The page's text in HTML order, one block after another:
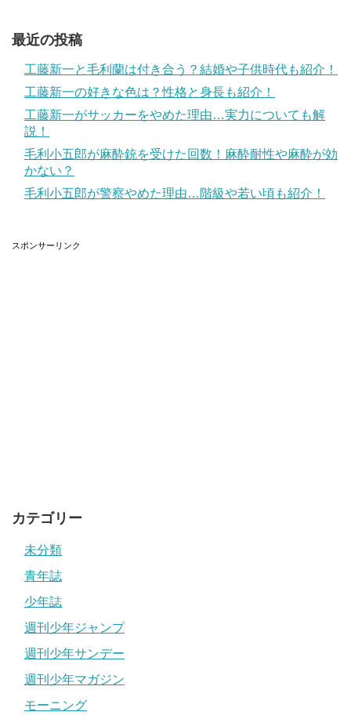
最近の投稿
工藤新一と毛利蘭は付き合う？結婚や子供時代も紹介！
工藤新一の好きな色は？性格と身長も紹介！
工藤新一がサッカーをやめた理由…実力についても解
説！
毛利小五郎が麻酔銃を受けた回数！麻酔耐性や麻酔が効
かない？
毛利小五郎が警察やめた理由…階級や若い頃も紹介！
スポンサーリンク
カテゴリー
未分類
青年誌
少年誌
週刊少年ジャンプ
週刊少年サンデー
週刊少年マガジン
モーニング